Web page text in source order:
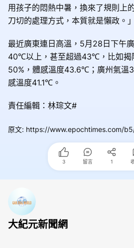
用孩子的悶熱中暑，換來了規則上
刀切的處理方式，本質就是懶政。」
最近廣東連日高溫，5月28日下午
40℃以上，甚至超過43℃，比如揭
50%，體感溫度43.6℃；廣州氣溫
感溫度41.1℃。
責任編輯：林琮文#
原文: https://www.epochtimes.com/
3 留言 1
大紀元新聞網